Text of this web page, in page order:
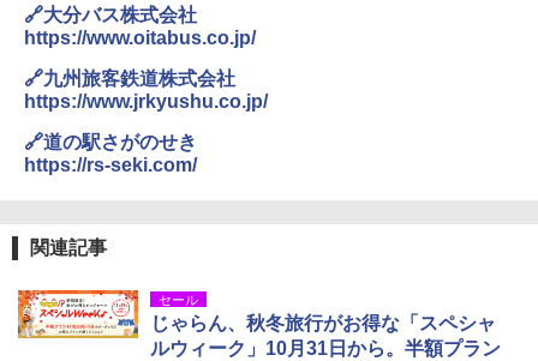
🔗大分バス株式会社
https://www.oitabus.co.jp/
🔗九州旅客鉄道株式会社
https://www.jrkyushu.co.jp/
🔗道の駅さがのせき
https://rs-seki.com/
関連記事
セール
じゃらん、秋冬旅行がお得な「スペシャ
ルウィーク」10月31日から。半額プラン